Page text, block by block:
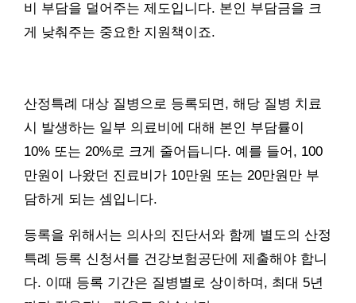
비 부담을 덜어주는 제도입니다. 본인 부담금을 크
게 낮춰주는 중요한 지원책이죠.
산정특례 대상 질병으로 등록되면, 해당 질병 치료
시 발생하는 일부 의료비에 대해 본인 부담률이
10% 또는 20%로 크게 줄어듭니다. 예를 들어, 100
만원이 나왔던 진료비가 10만원 또는 20만원만 부
담하게 되는 셈입니다.
등록을 위해서는 의사의 진단서와 함께 별도의 산정
특례 등록 신청서를 건강보험공단에 제출해야 합니
다. 이때 등록 기간은 질병별로 상이하며, 최대 5년